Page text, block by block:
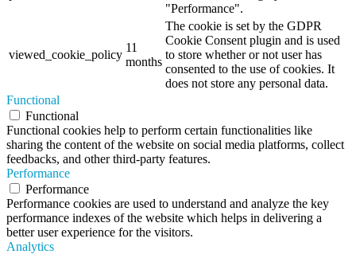
"Performance".
viewed_cookie_policy
11
months
The cookie is set by the GDPR
Cookie Consent plugin and is used
to store whether or not user has
consented to the use of cookies. It
does not store any personal data.
Functional
Functional
Functional cookies help to perform certain functionalities like
sharing the content of the website on social media platforms, collect
feedbacks, and other third-party features.
Performance
Performance
Performance cookies are used to understand and analyze the key
performance indexes of the website which helps in delivering a
better user experience for the visitors.
Analytics